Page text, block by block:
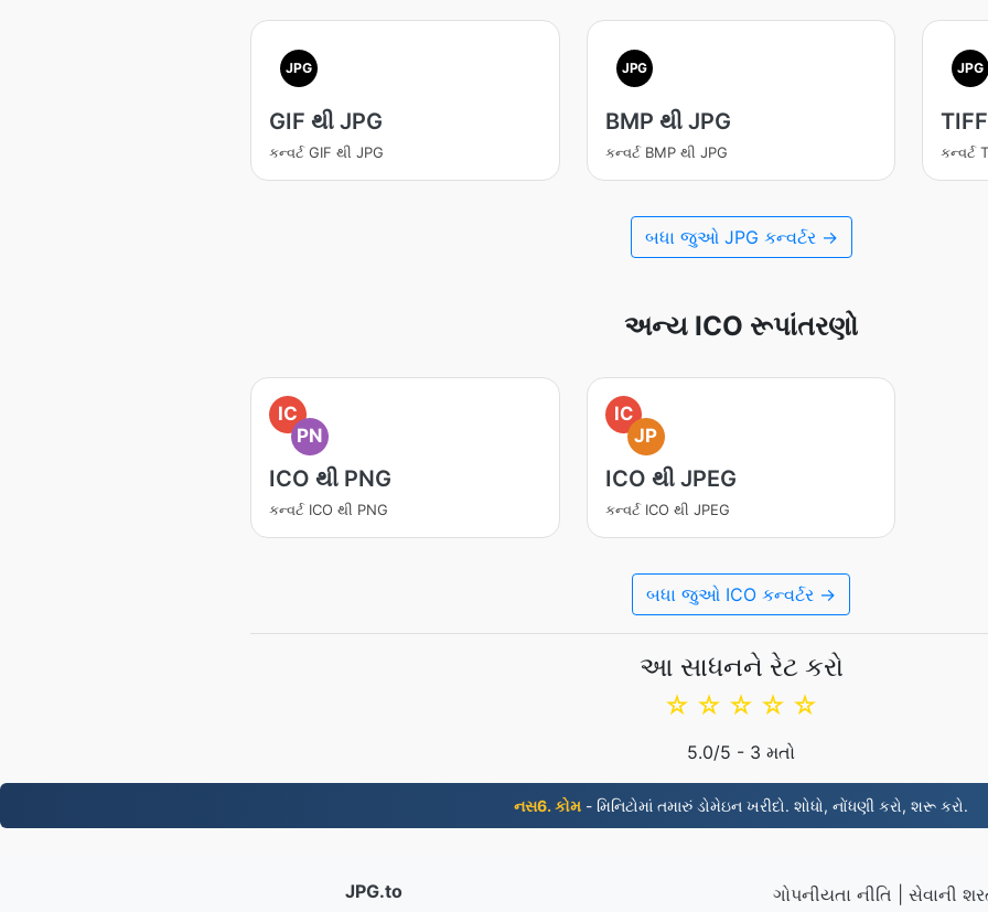
JPG
GIF થી JPG
કન્વર્ટ GIF થી JPG
JPG
BMP થી JPG
કન્વર્ટ BMP થી JPG
JPG
કન્વર્ટ
બધા જુઓ JPG કન્વર્ટર →
અન્ય ICO રૂપાંતરણો
IC
PN
ICO થી PNG
કન્વર્ટ ICO થી PNG
IC
JP
ICO થી JPEG
કન્વર્ટ ICO થી JPEG
બધા જુઓ ICO કન્વર્ટર →
આ સાધનને રેટ કરો
☆
☆
☆
☆
☆
5.0/5 - 3 મતો
નસ6. કોમ - મિનિટોમાં તમારું ડોમેઇન ખરીદો. શોધો, નોંધણી કરો, શરૂ કરો.
JPG.to ગોપનીયતા નીતિ સેવાની